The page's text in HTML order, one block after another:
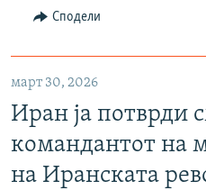
Сподели
март 30, 2026
Иран ја потврди
командантот на
на Иранската